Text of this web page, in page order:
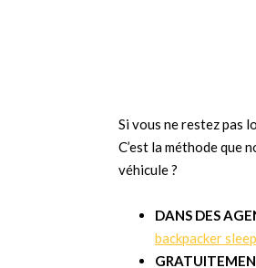
Si vous ne restez pas
C’est la méthode que
véhicule ?
DANS DES
backpacker